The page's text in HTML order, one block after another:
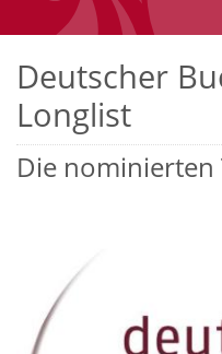
Deutscher
Longlist
Die nominierten